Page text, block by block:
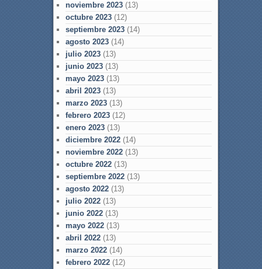
noviembre 2023(13)
octubre 2023(12)
septiembre 2023(14)
agosto 2023(14)
julio 2023(13)
junio 2023(13)
mayo 2023(13)
abril 2023(13)
marzo 2023(13)
febrero 2023(12)
enero 2023(13)
diciembre 2022(14)
noviembre 2022(13)
octubre 2022(13)
septiembre 2022(13)
agosto 2022(13)
julio 2022(13)
junio 2022(13)
mayo 2022(13)
abril 2022(13)
marzo 2022(14)
febrero 2022(12)